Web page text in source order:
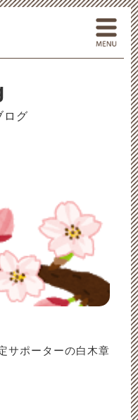
般社団法人 日本まごころメ
ログ
サポーターの白木章